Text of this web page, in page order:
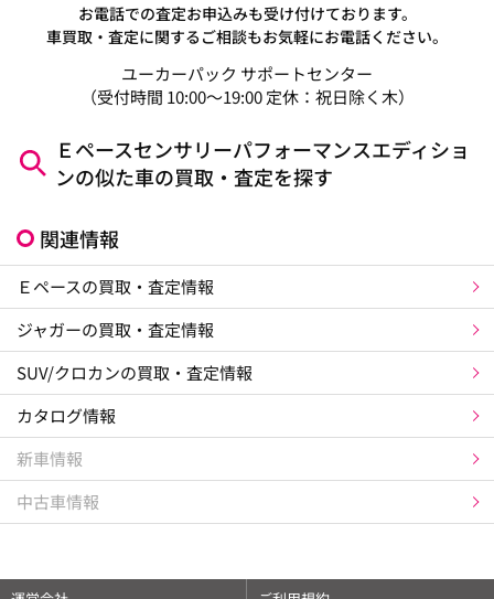
お電話での査定お申込みも受け付けております。
車買取・査定に関するご相談もお気軽にお電話ください。
ユーカーパック サポートセンター
（受付時間 10:00～19:00 定休：祝日除く木）
Ｅペースセンサリーパフォーマンスエディショ
ンの似た車の買取・査定を探す
関連情報
Ｅペースの買取・査定情報
ジャガーの買取・査定情報
SUV/クロカンの買取・査定情報
カタログ情報
新車情報
中古車情報